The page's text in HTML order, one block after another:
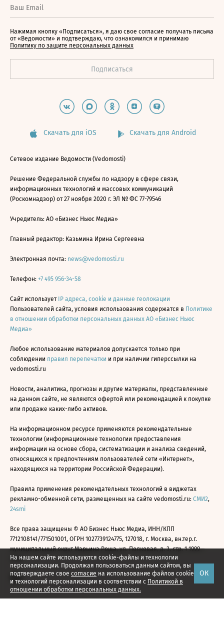
На нашем сайте используются cookie-файлы и технологии
персонализации. Продолжая пользоваться данным сайтом, вы
подтверждаете свое согласие на использование файлов cookie
и технологий персонализации в соответствии с Политикой в
отношении обработки персональных данных.
ОК
Нажимая кнопку «Подписаться», я даю свое согласие получать письма
от «Ведомости» и подтверждаю, что ознакомился и принимаю
Политику по защите персональных данных
Скачать для iOS Скачать для Android
Сетевое издание Ведомости (Vedomosti)
Решение Федеральной службы по надзору в сфере связи,
информационных технологий и массовых коммуникаций
(Роскомнадзор) от 27 ноября 2020 г. ЭЛ № ФС 77-79546
Учредитель: АО «Бизнес Ньюс Медиа»
Главный редактор: Казьмина Ирина Сергеевна
Электронная почта: news@vedomosti.ru
Телефон: +7 495 956-34-58
Сайт использует IP адреса, cookie и данные геолокации
Пользователей сайта, условия использования содержатся в Политике
в отношении обработки персональных данных АО «Бизнес Ньюс
Медиа»
Любое использование материалов допускается только при
соблюдении правил перепечатки и при наличии гиперссылки на
vedomosti.ru
Новости, аналитика, прогнозы и другие материалы, представленные
на данном сайте, не являются офертой или рекомендацией к покупке
или продаже каких-либо активов.
На информационном ресурсе применяются рекомендательные
технологии (информационные технологии предоставления
информации на основе сбора, систематизации и анализа сведений,
относящихся к предпочтениям пользователей сети «Интернет»,
находящихся на территории Российской Федерации).
Правила применения рекомендательных технологий в виджетах
рекламно-обменной сети, размещенных на сайте vedomosti.ru: СМИ2,
24smi
Все права защищены © АО Бизнес Ньюс Медиа, ИНН/КПП
7712108141/771501001, ОГРН 1027739124775, 127018, г. Москва, вн.тер.г.
муниципальный округ Марьина Роща, ул. Полковая, д. 3, стр. 1 1999—
2026